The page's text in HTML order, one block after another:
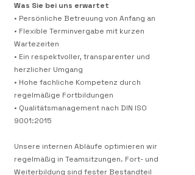
Was Sie bei uns erwartet
• Persönliche Betreuung von Anfang an
• Flexible Terminvergabe mit kurzen
Wartezeiten
• Ein respektvoller, transparenter und
herzlicher Umgang
• Hohe fachliche Kompetenz durch
regelmäßige Fortbildungen
• Qualitätsmanagement nach DIN ISO
9001:2015
Unsere internen Abläufe optimieren wir
regelmäßig in Teamsitzungen. Fort- und
Weiterbildung sind fester Bestandteil